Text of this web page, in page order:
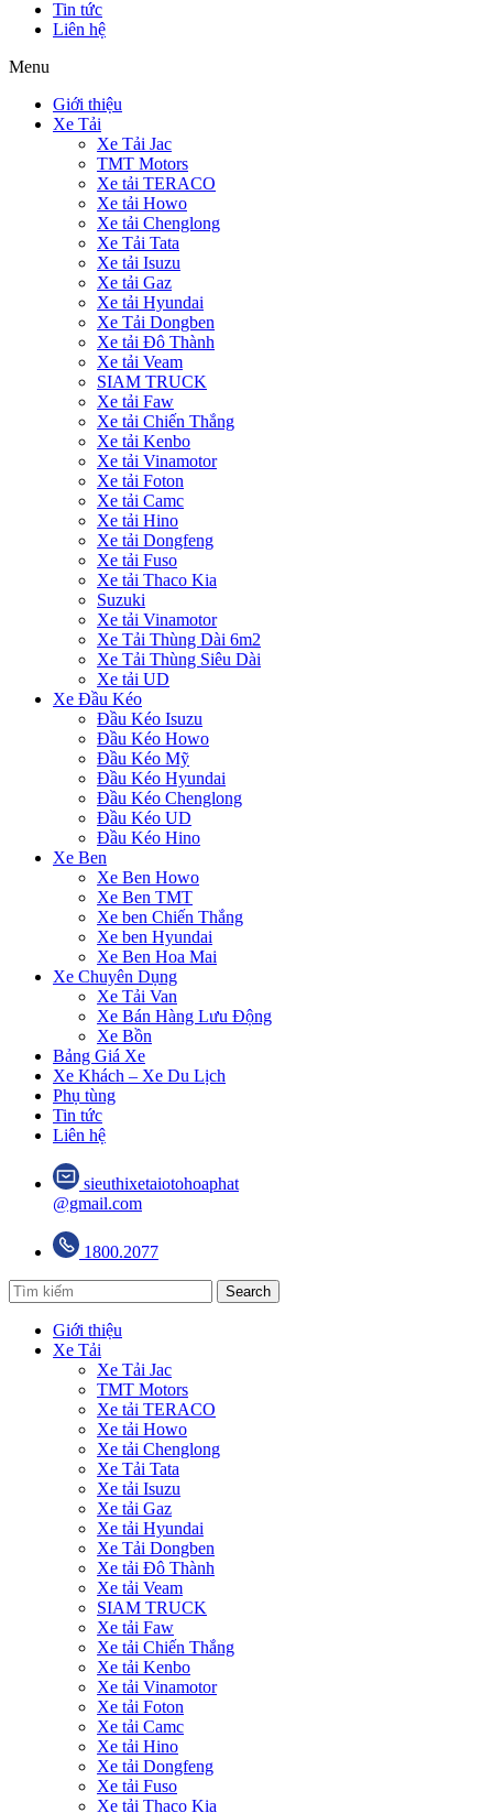
Tin tức
Liên hệ
Menu
Giới thiệu
Xe Tải
Xe Tải Jac
TMT Motors
Xe tải TERACO
Xe tải Howo
Xe tải Chenglong
Xe Tải Tata
Xe tải Isuzu
Xe tải Gaz
Xe tải Hyundai
Xe Tải Dongben
Xe tải Đô Thành
Xe tải Veam
SIAM TRUCK
Xe tải Faw
Xe tải Chiến Thắng
Xe tải Kenbo
Xe tải Vinamotor
Xe tải Foton
Xe tải Camc
Xe tải Hino
Xe tải Dongfeng
Xe tải Fuso
Xe tải Thaco Kia
Suzuki
Xe tải Vinamotor
Xe Tải Thùng Dài 6m2
Xe Tải Thùng Siêu Dài
Xe tải UD
Xe Đầu Kéo
Đầu Kéo Isuzu
Đầu Kéo Howo
Đầu Kéo Mỹ
Đầu Kéo Hyundai
Đầu Kéo Chenglong
Đầu Kéo UD
Đầu Kéo Hino
Xe Ben
Xe Ben Howo
Xe Ben TMT
Xe ben Chiến Thắng
Xe ben Hyundai
Xe Ben Hoa Mai
Xe Chuyên Dụng
Xe Tải Van
Xe Bán Hàng Lưu Động
Xe Bồn
Bảng Giá Xe
Xe Khách – Xe Du Lịch
Phụ tùng
Tin tức
Liên hệ
sieuthixetaiotohoaphat
@gmail.com
1800.2077
Search
Giới thiệu
Xe Tải
Xe Tải Jac
TMT Motors
Xe tải TERACO
Xe tải Howo
Xe tải Chenglong
Xe Tải Tata
Xe tải Isuzu
Xe tải Gaz
Xe tải Hyundai
Xe Tải Dongben
Xe tải Đô Thành
Xe tải Veam
SIAM TRUCK
Xe tải Faw
Xe tải Chiến Thắng
Xe tải Kenbo
Xe tải Vinamotor
Xe tải Foton
Xe tải Camc
Xe tải Hino
Xe tải Dongfeng
Xe tải Fuso
Xe tải Thaco Kia